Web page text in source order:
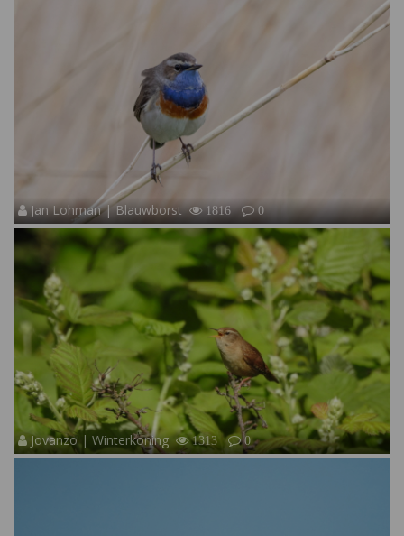
Jan Lohman | Blauwborst 1816 0
Jovanzo | Winterkoning 1313 0